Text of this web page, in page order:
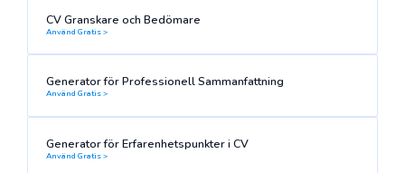
CV Granskare och Bedömare
Använd Gratis >
Generator för Professionell Sammanfattning
Använd Gratis >
Generator för Erfarenhetspunkter i CV
Använd Gratis >